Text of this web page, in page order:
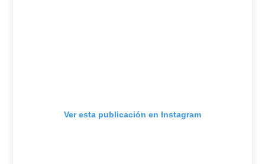
Ver esta publicación en Instagram